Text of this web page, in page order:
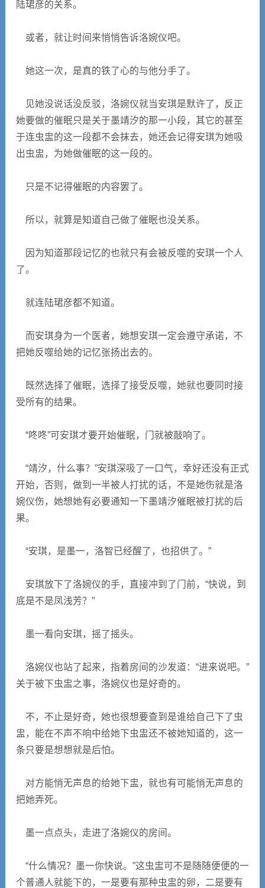
陆珺彦的关系。
或者，就让时间来悄悄告诉洛婉仪吧。
她这一次，是真的铁了心的与他分手了。
见她没说话没反驳，洛婉仪就当安琪是默许了，反正
她要做的催眠只是关于墨靖汐的那一小段，其它的甚至
于连虫盅的这一段都不会抹去，她还会记得安琪为她吸
出虫盅，为她做催眠的这一段的。
只是不记得催眠的内容罢了。
所以，就算是知道自己做了催眠也没关系。
因为知道那段记忆的也就只有会被反噬的安琪一个人
了。
就连陆珺彦都不知道。
而安琪身为一个医者，她想安琪一定会遵守承诺，不
把她反噬给她的记忆张扬出去的。
既然选择了催眠，选择了接受反噬，她就也要同时接
受所有的结果。
“咚咚”可安琪才要开始催眠，门就被敲响了。
“靖汐，什么事？”安琪深吸了一口气，幸好还没有正式
开始，否则，做到一半被人打扰的话，不是她伤就是洛
婉仪伤，她想她有必要通知一下墨靖汐催眠被打扰的后
果。
“安琪，是墨一，洛智已经醒了，也招供了。”
安琪放下了洛婉仪的手，直接冲到了门前，“快说，到
底是不是凤浅芳？”
墨一看向安琪，摇了摇头。
洛婉仪也站了起来，指着房间的沙发道：“进来说吧。”
关于被下虫盅之事，洛婉仪也是好奇的。
不，不止是好奇，她也很想要查到是谁给自己下了虫
盅，能在不声不响中给她下虫盅还不被她知道的，这一
条只要是想想就是后怕。
对方能悄无声息的给她下盅，就也有可能悄无声息的
把她弄死。
墨一点点头，走进了洛婉仪的房间。
“什么情况？墨一你快说。”这虫盅可不是随随便便的一
个普通人就能下的，一是要有那种虫盅的卵，二是要有